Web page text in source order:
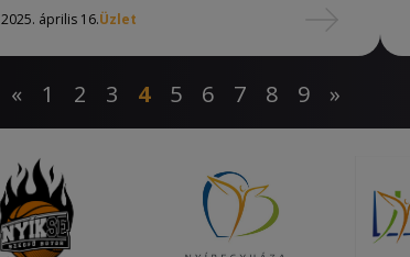
2025. április 16.Üzlet
« 1 2 3 4 5 6 7 8 9 »